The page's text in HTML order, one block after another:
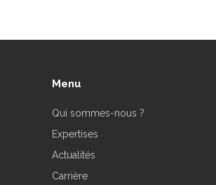
Menu
Qui sommes-nous ?
Expertises
Actualités
Carrière